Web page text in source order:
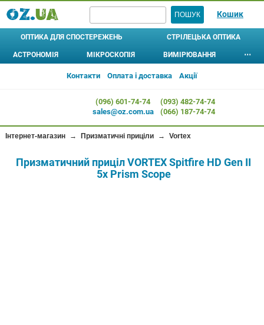
Кошик
ОПТИКА ДЛЯ СПОСТЕРЕЖЕНЬ
ШТАТИВИ
СТРІЛЕЦЬКА ОПТИКА
ПРИЦІЛИ ОПТИЧНІ
ПРИЦІЛИ ЛАЗЕРНІ (ЛЦВ)
КРІПЛЕННЯ ДЛЯ ПРИЦІЛІВ
ТЕПЛОВІЗОРИ
АСТРОНОМІЯ
Для дітей
АСТРОБІНОКЛІ⊚⊚
ФІЛЬТРИ
МІКРОСКОПІЯ
МІКРОСКОПИ
Шкільні
Лабораторні
Кишенькові
Цифрові
ВІДЕОМІКРОСКОПИ
ВИМІРЮВАННЯ
АЛКОТЕСТЕРИ
АНЕМОМЕТРИ
ДАТЧИКИ
⋯
Контакти Оплата і доставка Акції
(096) 601-74-74
sales@oz.com.ua
(093) 482-74-74
(066) 187-74-74
Інтернет-магазин → Призматичні приціли → Vortex
Призматичний приціл VORTEX Spitfire HD Gen II
5x Prism Scope